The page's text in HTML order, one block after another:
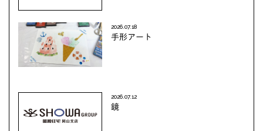
2026.07.18
手形アート
2026.07.12
鏡